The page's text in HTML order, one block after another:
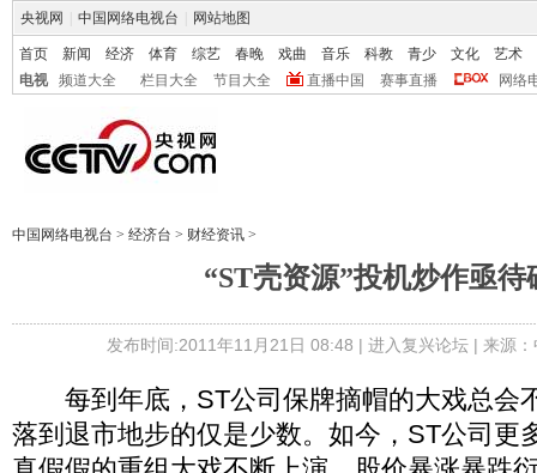
央视网 中国网络电视台 网站地图
首页 新闻 经济 体育 综艺 春晚 戏曲 音乐 科教 青少 文化
艺术
电视
频道大全 栏目大全 节目大全 直播中国 赛事直播 网络
中国网络电视台 > 经济台 > 财经资讯 >
“ST壳资源”投机炒作亟待
发布时间:2011年11月21日 08:48 | 进入复兴论坛| 来源
每到年底，ST公司保牌摘帽的大戏总会
落到退市地步的仅是少数。如今，ST公司更